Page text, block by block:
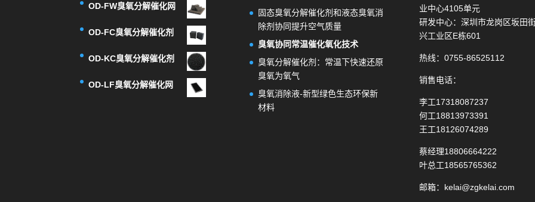
OD-FW臭氧分解催化网
OD-FC臭氧分解催化剂
OD-KC臭氧分解催化剂
OD-LF臭氧分解催化网
固态臭氧分解催化剂和液态臭氧消
除剂协同提升空气质量
臭氧协同常温催化氧化技术
臭氧分解催化剂：常温下快速还原
臭氧为氧气
臭氧消除液-新型绿色生态环保新
材料
业中心4105单元
研发中心：深圳市龙岗区坂田
兴工业区E栋601
热线：0755-86525112
销售电话：
李工17318087237
何工18813973391
王工18126074289
蔡经理18806664222
叶总工18565765362
邮箱：kelai@zgkelai.com